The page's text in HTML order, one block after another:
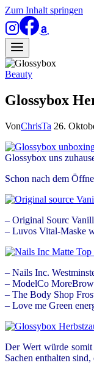
Zum Inhalt springen
Beauty
Glossybox
VonChrisTa 26.
Glossybox uns
Schon nach dem
– Original Sourc
– Luvos Vital-Maske
– Nails Inc.
– ModelCo
– The Body Shop
– Love me Green
Der Wert würde
Sachen enthalten